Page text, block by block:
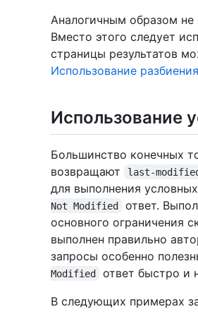
Аналогичным образом не
Вместо этого следует
страницы результатов
Использование
Использование
Большинство конечных
возвращают
last-
для выполнения условных
Not Modified
ответ.
основного ограничения
выполнен правильно
запросы особенно
Modified
ответ быстро и
В следующих примерах